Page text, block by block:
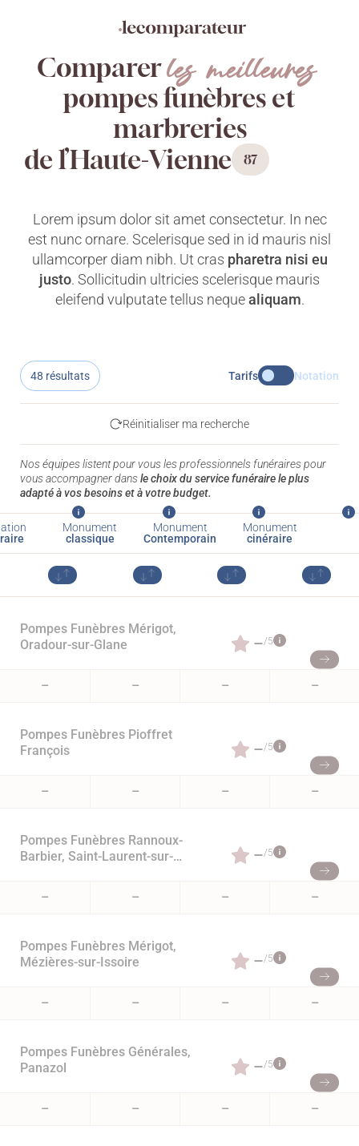
contenuComparerles meilleures
pompes funèbres et
marbreries
de l’Haute-Vienne
87
Lorem ipsum dolor sit amet consectetur. In nec
est nunc ornare. Scelerisque sed in id mauris nisl
ullamcorper diam nibh. Ut cras pharetra nisi eu
justo. Sollicitudin ultricies scelerisque mauris
eleifend vulputate tellus nequealiquam.
48 résultats Tarifs Notation
Réinitialiser ma recherche
Nos équipes listent pour vous les professionnels funéraires pour
vous accompagner dansle choix du service funéraire le plus
adapté à vos besoins et à votre budget.
Monument
classique
Monument
Contemporain
Monument
cinéraire
Pompes Funèbres Mérigot,
Oradour-sur-Glane
–/5
– – – –
Pompes Funèbres Pioffret
François
–/5
– – – –
Pompes Funèbres Rannoux-
Barbier, Saint-Laurent-sur-
–/5
– – – –
Pompes Funèbres Mérigot,
Mézières-sur-Issoire
–/5
– – – –
Pompes Funèbres Générales,
Panazol
–/5
– – – –